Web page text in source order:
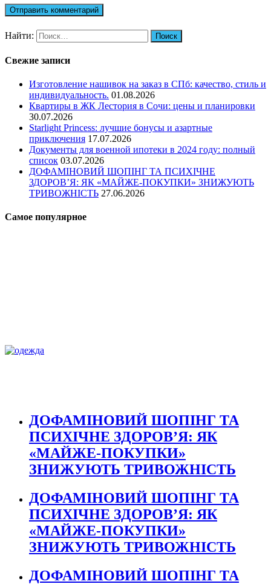
Найти:
Свежие записи
Изготовление нашивок на заказ в СПб: качество, стиль и
индивидуальность. 01.08.2026
Квартиры в ЖК Лестория в Сочи: цены и планировки
30.07.2026
Starlight Princess: лучшие бонусы и азартные
приключения 17.07.2026
Документы для военной ипотеки в 2024 году: полный
список 03.07.2026
ДОФАМІНОВИЙ ШОПІНГ ТА ПСИХІЧНЕ
ЗДОРОВ’Я: ЯК «МАЙЖЕ-ПОКУПКИ» ЗНИЖУЮТЬ
ТРИВОЖНІСТЬ 27.06.2026
Самое популярное
ДОФАМІНОВИЙ ШОПІНГ ТА
ПСИХІЧНЕ ЗДОРОВ’Я: ЯК
«МАЙЖЕ-ПОКУПКИ»
ЗНИЖУЮТЬ ТРИВОЖНІСТЬ
ДОФАМІНОВИЙ ШОПІНГ ТА
ПСИХІЧНЕ ЗДОРОВ’Я: ЯК
«МАЙЖЕ-ПОКУПКИ»
ЗНИЖУЮТЬ ТРИВОЖНІСТЬ
ДОФАМІНОВИЙ ШОПІНГ ТА